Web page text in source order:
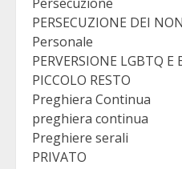
Persecuzione
PERSECUZIONE DEI
Personale
PERVERSIONE LGBTQ E
PICCOLO RESTO
Preghiera Continua
preghiera continua
Preghiere serali
PRIVATO